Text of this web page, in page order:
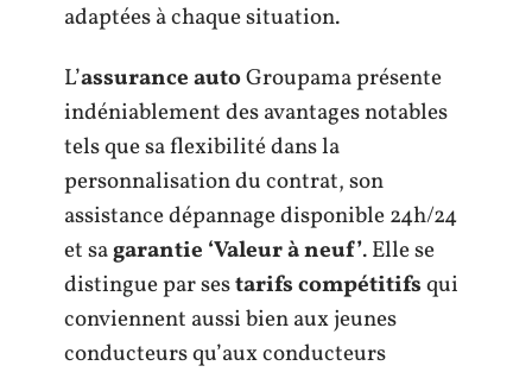
adaptées à chaque situation.
L’assurance autoGroupama présente
indéniablement des avantages notables
tels que sa flexibilité dans la
personnalisation du contrat, son
assistance dépannage disponible 24h/24
et sagarantie ‘Valeur à neuf’. Elle se
distingue par sestarifs compétitifsqui
conviennent aussi bien aux jeunes
conducteurs qu’aux conducteurs